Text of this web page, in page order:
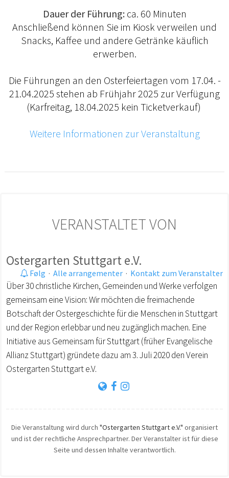
Dauer der Führung:ca. 60 Minuten
Anschließend können Sie im Kiosk verweilen und
Snacks, Kaffee und andere Getränke käuflich
erwerben.
Die Führungen an den Osterfeiertagen vom 17.04. -
21.04.2025 stehen ab Frühjahr 2025 zur Verfügung
(Karfreitag, 18.04.2025 kein Ticketverkauf)
Weitere Informationen zur Veranstaltung
VERANSTALTET VON
Ostergarten Stuttgart e.V.
Følg · Alle arrangementer · Kontakt zum Veranstalter
Über 30 christliche Kirchen, Gemeinden und Werke verfolgen
gemeinsam eine Vision: Wir möchten die freimachende
Botschaft der Ostergeschichte für die Menschen in Stuttgart
und der Region erlebbar und neu zugänglich machen. Eine
Initiative aus Gemeinsam für Stuttgart (früher Evangelische
Allianz Stuttgart) gründete dazu am 3. Juli 2020 den Verein
Ostergarten Stuttgart e.V.
Die Veranstaltung wird durch "Ostergarten Stuttgart e.V." organisiert
und ist der rechtliche Ansprechpartner. Der Veranstalter ist für diese
Seite und dessen Inhalte verantwortlich.